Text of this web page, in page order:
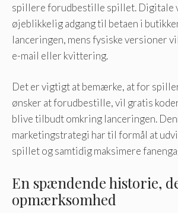
spillere forudbestille spillet. Digitale
øjeblikkelig adgang til betaen i
lanceringen, mens fysiske versioner
e-mail eller kvittering.
Det er vigtigt at bemærke, at for
ønsker at forudbestille, vil gratis
blive tilbudt omkring lanceringen.
marketingstrategi har til formål at
spillet og samtidig maksimere
En spændende historie,
opmærksomhed